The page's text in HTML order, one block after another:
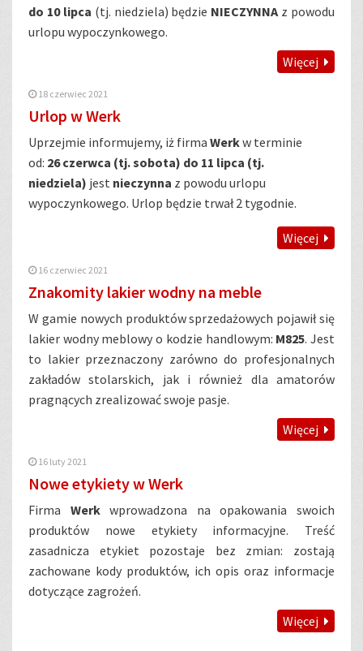
do 10 lipca (tj. niedziela) będzie NIECZYNNA z powodu
urlopu wypoczynkowego.
Więcej
18 czerwiec 2021
Urlop w Werk
Uprzejmie informujemy, iż firma Werkw terminie
od: 26 czerwca (tj. sobota) do 11 lipca (tj.
niedziela) jest nieczynna z powodu urlopu
wypoczynkowego. Urlop będzie trwał 2 tygodnie.
Więcej
16 czerwiec 2021
Znakomity lakier wodny na meble
W gamie nowych produktów sprzedażowych pojawił się
lakier wodny meblowy o kodzie handlowym: M825. Jest
to lakier przeznaczony zarówno do profesjonalnych
zakładów stolarskich, jak i również dla amatorów
pragnących zrealizować swoje pasje.
Więcej
16 luty 2021
Nowe etykiety w Werk
Firma Werkwprowadzona na opakowania swoich
produktów nowe etykiety informacyjne. Treść
zasadnicza etykiet pozostaje bez zmian: zostają
zachowane kody produktów, ich opis oraz informacje
dotyczące zagrożeń.
Więcej